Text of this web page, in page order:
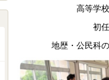
高等学
初
地歴・公民科